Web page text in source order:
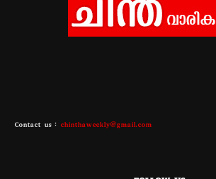
Contact us : chinthaweekly@gmail.com